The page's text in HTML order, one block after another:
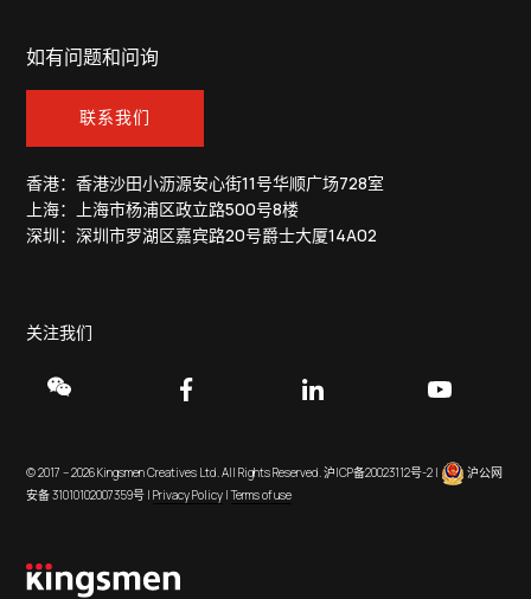
如有问题和问询
联系我们
香港：香港沙田小沥源安心街11号华顺广场728室
上海：上海市杨浦区政立路500号8楼
深圳：深圳市罗湖区嘉宾路20号爵士大厦14A02
关注我们
© 2017 – 2026 Kingsmen Creatives Ltd. All Rights Reserved.沪ICP备20023112号-2 |
沪公网
安备 31010102007359号 |Privacy Policy |Terms of use